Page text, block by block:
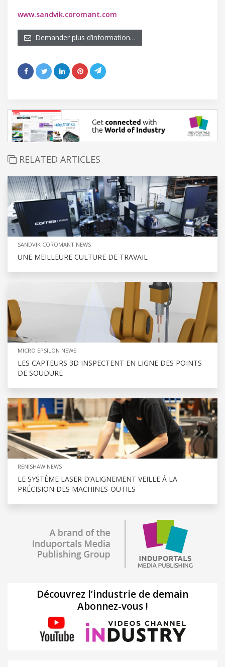
www.sandvik.coromant.com
Demander plus d’information…
RELATED ARTICLES
SANDVIK COROMANT NEWS
UNE MEILLEURE CULTURE DE TRAVAIL
MICRO EPSILON NEWS
LES CAPTEURS 3D INSPECTENT EN LIGNE DES POINTS
DE SOUDURE
RENISHAW NEWS
LE SYSTÈME LASER D’ALIGNEMENT VEILLE À LA
PRÉCISION DES MACHINES-OUTILS
Découvrez l’industrie de demain
Abonnez-vous !